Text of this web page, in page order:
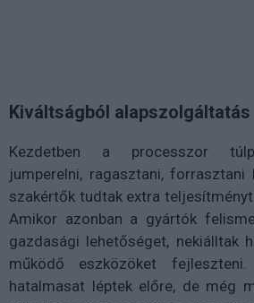
Kiváltságból alapszolgáltatás
Kezdetben a processzor
jumperelni, ragasztani, forrasztani
szakértők tudtak extra teljesítményt
Amikor azonban a gyártók
gazdasági lehetőséget, nekiálltak
működő eszközöket
hatalmasat léptek előre, de még